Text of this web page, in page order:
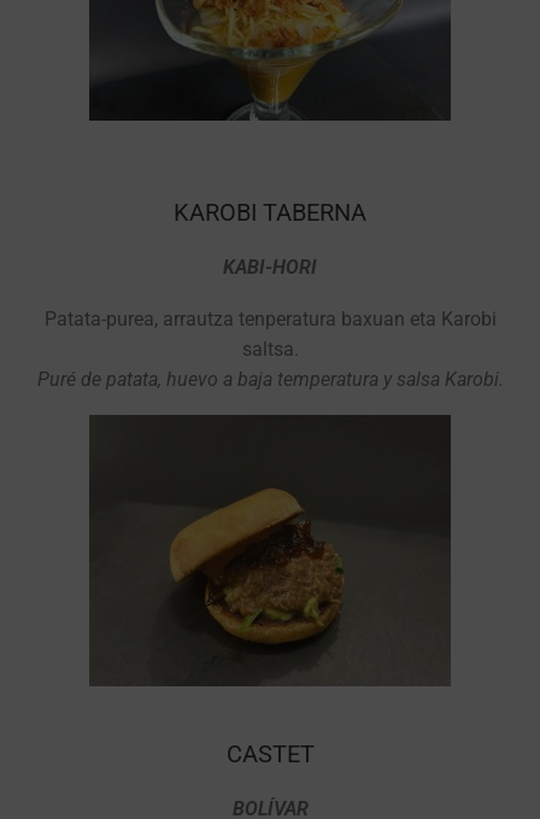
KAROBI TABERNA
KABI-HORI
Patata-purea, arrautza tenperatura baxuan eta Karobi
saltsa.
Puré de patata, huevo a baja temperatura y salsa Karobi.
CASTET
BOLÍVAR